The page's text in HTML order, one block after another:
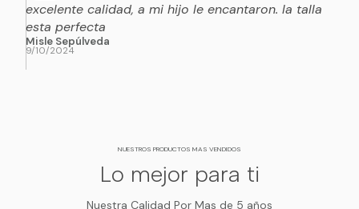
excelente calidad, a mi hijo le encantaron. la talla
esta perfecta
Misle Sepúlveda
9/10/2024
NUESTROS PRODUCTOS MAS VENDIDOS
Lo mejor para ti
Nuestra Calidad Por Mas de 5 años